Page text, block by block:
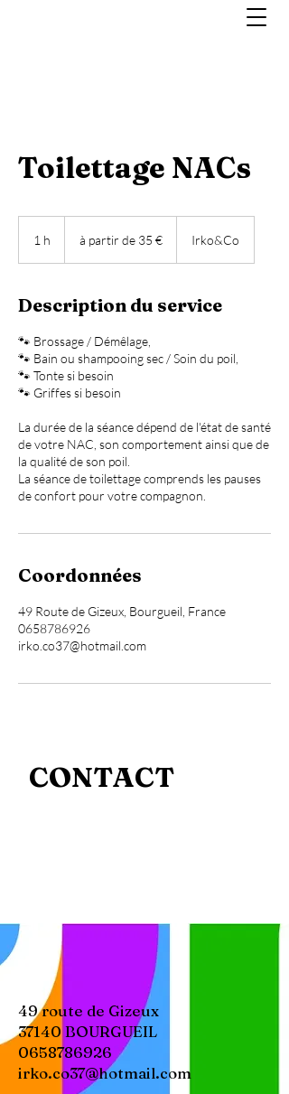
Toilettage NACs
1 h
€
à partir de 35 € Irko&Co
Description du service
🐾 Brossage / Démêlage,
🐾 Bain ou shampooing sec / Soin du poil,
🐾 Tonte si besoin
🐾 Griffes si besoin
La durée de la séance dépend de l'état de santé
de votre NAC, son comportement ainsi que de
la qualité de son poil.
La séance de toilettage comprends les pauses
de confort pour votre compagnon.
Coordonnées
49 Route de Gizeux, Bourgueil, France
0658786926
irko.co37@hotmail.com
CONTACT
49 route de Gizeux
37140 BOURGUEIL
0658786926
irko.co37@hotmail.com